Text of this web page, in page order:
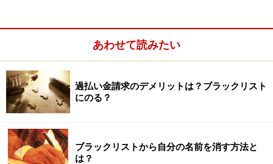
免れるわけではなく、免責を得て返済義務をなくしても
らわなければなりません。あわせて読みたい
過払い金請求のデメリットは？ブラックリスト
にのる？
ブラックリストから自分の名前を消す方法と
は？